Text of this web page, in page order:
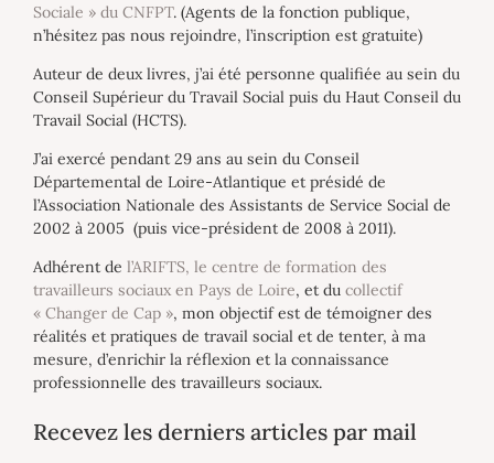
Sociale » du CNFPT. (Agents de la fonction publique,
n’hésitez pas nous rejoindre, l’inscription est gratuite)
Auteur de deux livres, j’ai été personne qualifiée au sein du
Conseil Supérieur du Travail Social puis du Haut Conseil du
Travail Social (HCTS).
J’ai exercé pendant 29 ans au sein du Conseil
Départemental de Loire-Atlantique et présidé de
l’Association Nationale des Assistants de Service Social de
2002 à 2005 (puis vice-président de 2008 à 2011).
Adhérent de l’ARIFTS, le centre de formation des
travailleurs sociaux en Pays de Loire, et du collectif
« Changer de Cap », mon objectif est de témoigner des
réalités et pratiques de travail social et de tenter, à ma
mesure, d’enrichir la réflexion et la connaissance
professionnelle des travailleurs sociaux.
Recevez les derniers articles par mail